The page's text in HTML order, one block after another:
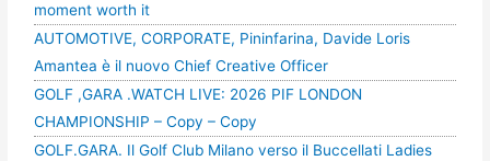
moment worth it
AUTOMOTIVE, CORPORATE, Pininfarina, Davide Loris
Amantea è il nuovo Chief Creative Officer
GOLF ,GARA .WATCH LIVE: 2026 PIF LONDON
CHAMPIONSHIP – Copy – Copy
GOLF.GARA. Il Golf Club Milano verso il Buccellati Ladies